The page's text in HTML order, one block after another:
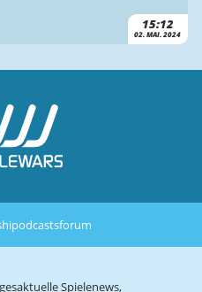
15:12
02. MAI. 2024
podcastsforum
Spielenews,